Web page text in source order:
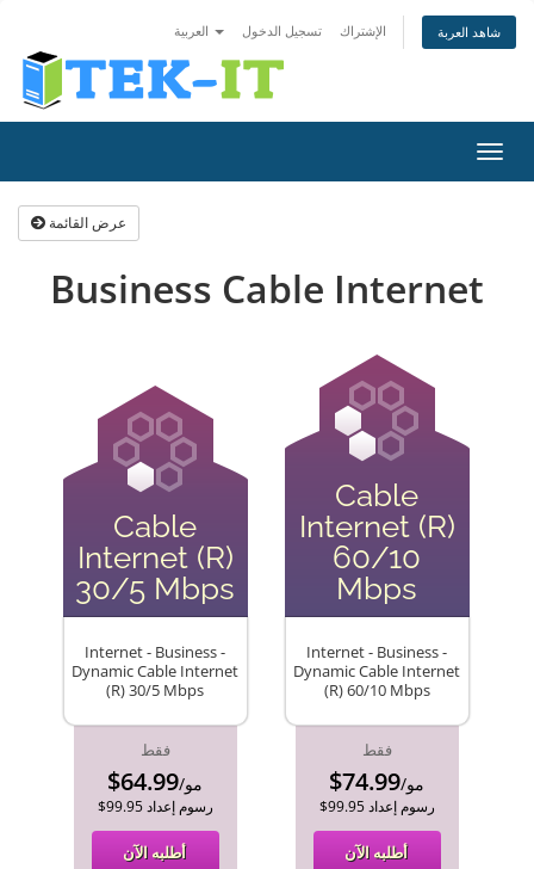
تسجيل الدخول الإشتراك شاهد العربة
تبديل
التنقل
عرض القائمة
Business Cable Internet
Cable
Internet (R)
30/5 Mbps
Internet - Business -
Dynamic Cable Internet
(R) 30/5 Mbps
فقط
$64.99 /مو
$99.95 رسوم إعداد
أطلبه الآن
Cable
Internet (R)
60/10
Mbps
Internet - Business -
Dynamic Cable Internet
(R) 60/10 Mbps
فقط
$74.99 /مو
$99.95 رسوم إعداد
أطلبه الآن